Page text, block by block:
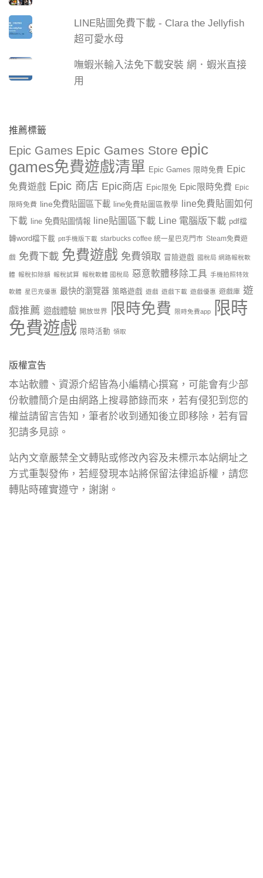
LINE貼圖免費下載 - Clara the Jellyfish
超可愛水母
嘸蝦米輸入法免下載安裝 網．蝦米直接
用
推薦標籤
Epic Games Epic Games Store epic
games免費遊戲清單 Epic Games 限時免費 Epic
免費遊戲 Epic 商店 Epic商店 Epic限免 Epic限時免費 Epic
限時免費 line免費貼圖區下載 line免費貼圖區教學
line免費貼圖如何
下載
line 免費貼圖情報 line貼圖區下載 Line 電腦版下載 pdf檔
轉word檔下載 ptt手機版下載 starbucks coffee 統一星巴克門市 Steam免費遊
戲 免費下載 免費遊戲 免費領取 冒險遊戲 國稅局 網路報稅軟
體 報稅扣除額 報稅試算 報稅軟體 國稅局 惡意軟體移除工具 手機拍照特效
軟體 星巴克優惠 最快的瀏覽器 策略遊戲 遊戲 遊戲下載 遊戲優惠 遊戲庫 遊
戲推薦 遊戲體驗 開放世界 限時免費 限時免費app
限時
免費遊戲 限時活動 領取
版權宣告
本站軟體、資源介紹皆為小編精心撰寫，可能會有少部
份軟體簡介是由網路上搜尋節錄而來，若有侵犯到您的
權益請留言告知，筆者於收到通知後立即移除，若有冒
犯請多見諒。
站內文章嚴禁全文轉貼或修改內容及未標示本站網址之
方式重製發佈，若經發現本站將保留法律追訴權，請您
轉貼時確實遵守，謝謝。